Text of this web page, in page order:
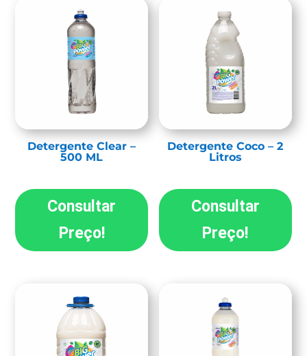
Detergente Clear –
500 ML
Consultar
Preço!
Detergente Coco – 2
Litros
Consultar
Preço!